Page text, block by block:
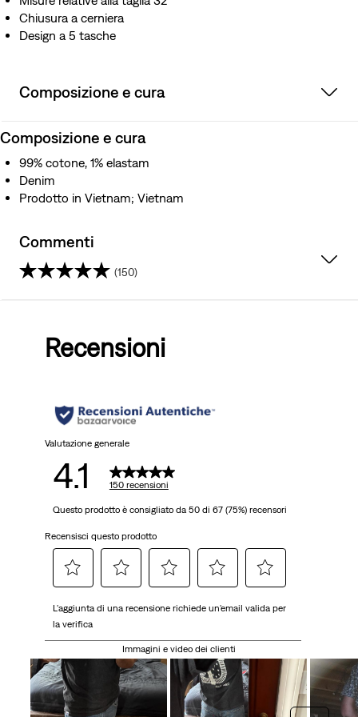
Chiusura a cerniera
Design a 5 tasche
Composizione e cura
Composizione e cura
99% cotone, 1% elastam
Denim
Prodotto in Vietnam; Vietnam
Commenti
(150)
recensioni
Recensioni
Valutazione generale
4.1 150 recensioni
Questo prodotto è consigliato da 50 di 67 (75%) recensori
Recensisci questo prodotto
per
valutare
con
una
1
per
l'articolo
con
stelle.
per
l'articolo
con
3
per
l'articolo
con
4
stelle.
per
con
5
stelle.
L'aggiunta di una recensione richiede un'email valida per
la verifica
Immagini e video dei clienti